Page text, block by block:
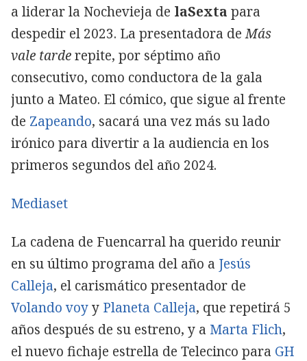
a liderar la Nochevieja de laSexta para
despedir el 2023. La presentadora deMás
vale tarderepite, por séptimo año
consecutivo, como conductora de la gala
junto a Mateo. El cómico, que sigue al frente
de Zapeando, sacará una vez más su lado
irónico para divertir a la audiencia en los
primeros segundos del año 2024.
Mediaset
La cadena de Fuencarral ha querido reunir
en su último programa del año a Jesús
Calleja, el carismático presentador de
Volando voyy Planeta Calleja, que repetirá 5
años después de su estreno, y a Marta Flich,
el nuevo fichaje estrella de Telecinco para GH